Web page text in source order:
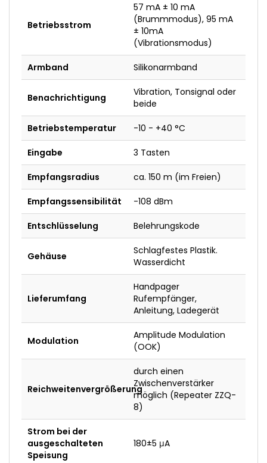
Betriebsstrom
57 mA ± 10 mA
(Brummmodus), 95 mA
± 10mA
(Vibrationsmodus)
Armband Silikonarmband
Benachrichtigung
Vibration, Tonsignal oder
beide
Betriebstemperatur -10 - +40 °C
Eingabe 3 Tasten
Empfangsradius ca. 150 m (im Freien)
Empfangssensibilität -108 dBm
Entschlüsselung Belehrungskode
Gehäuse
Schlagfestes Plastik.
Wasserdicht
Lieferumfang
Handpager
Rufempfänger,
Anleitung, Ladegerät
Modulation
Amplitude Modulation
(OOK)
Reichweitenvergrößerung
durch einen
Zwischenverstärker
möglich (Repeater ZZQ-
8)
Strom bei der
ausgeschalteten
Speisung
180±5 μA